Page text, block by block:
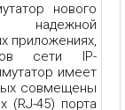
нового
надежной
приложениях,
сети IP-
имеет
совмещены
(RJ-45) порта